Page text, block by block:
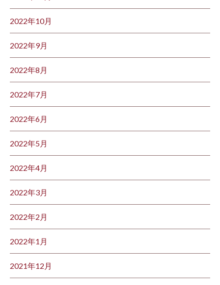
2022年10月
2022年9月
2022年8月
2022年7月
2022年6月
2022年5月
2022年4月
2022年3月
2022年2月
2022年1月
2021年12月